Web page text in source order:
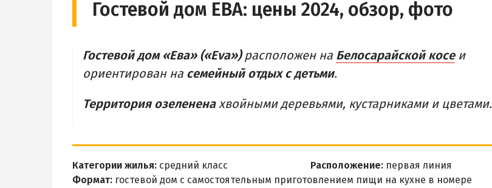
Гостевой дом ЕВА: цены 2024, обзор, фото
Гостевой дом «Ева» («Eva»)расположен на Белосарайской косеи
ориентирован на семейный отдых с детьми.
Территория озелененахвойными деревьями, кустарниками и цветами.
Категории жилья: средний класс Расположение:первая линия
Формат: гостевой дом с самостоятельным приготовлением пищи на кухне в номере